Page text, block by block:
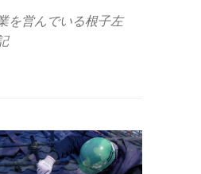
を営んでいる根子左